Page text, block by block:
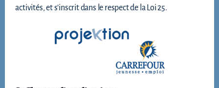
activités, et s’inscrit dans le respect de la Loi 25.